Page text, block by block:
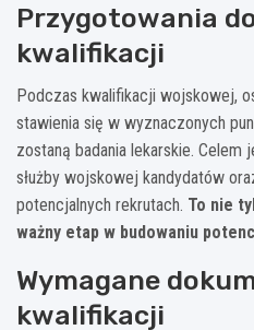
Przygotowania
kwalifikacji
Podczas kwalifikacji wojskowej,
stawienia się w wyznaczonych
zostaną badania lekarskie. Celem
służby wojskowej kandydatów
potencjalnych rekrutach. To nie
ważny etap w budowaniu
Wymagane
kwalifikacji